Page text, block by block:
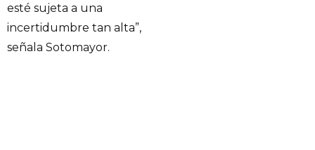
esté sujeta a una
incertidumbre tan alta”,
señala Sotomayor.